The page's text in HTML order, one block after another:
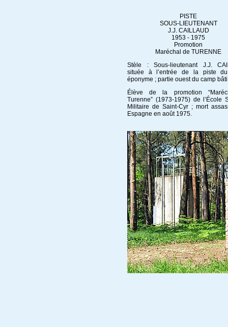
PISTE
SOUS-LIEUTENANT
J.J. CAILLAUD
1953 - 1975
Promotion
Maréchal de TURENNE
Stèle : Sous-lieutenant J.J.
située à l’entrée de la piste
éponyme ; partie ouest du camp
Élève de la promotion
Turenne” (1973-1975) de l’École
Militaire de Saint-Cyr ; mort
Espagne en août 1975.